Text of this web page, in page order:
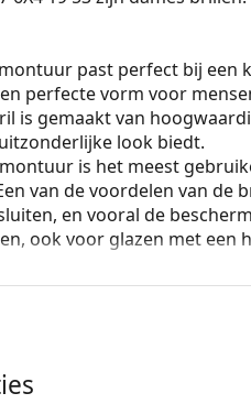
past perfect bij
perfecte vorm voor
is gemaakt van
look biedt.
is het meest
van de voordelen van
en vooral de
ook voor glazen met een
een originele hoes. De